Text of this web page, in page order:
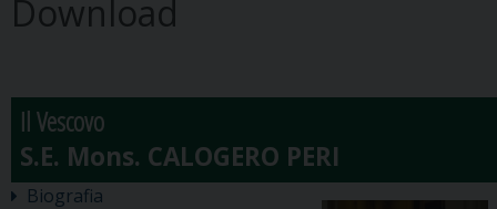
Download
Il Vescovo
Biografia